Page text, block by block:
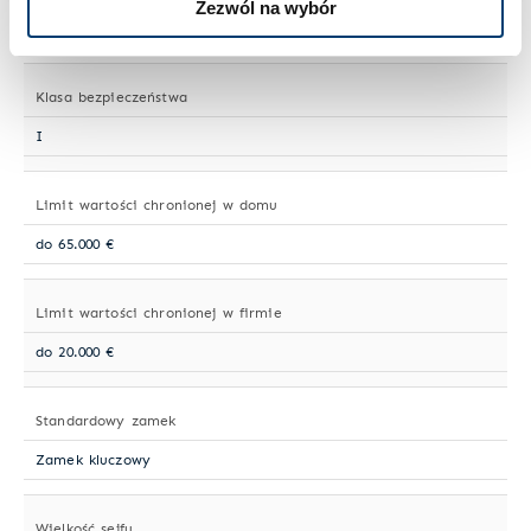
Zezwól na wybór
Klasa bezpieczeństwa
I
Limit wartości chronionej w domu
do 65.000 €
Limit wartości chronionej w firmie
do 20.000 €
Standardowy zamek
Zamek kluczowy